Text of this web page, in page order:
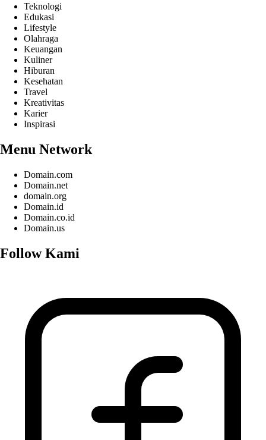
Teknologi
Edukasi
Lifestyle
Olahraga
Keuangan
Kuliner
Hiburan
Kesehatan
Travel
Kreativitas
Karier
Inspirasi
Menu Network
Domain.com
Domain.net
domain.org
Domain.id
Domain.co.id
Domain.us
Follow Kami